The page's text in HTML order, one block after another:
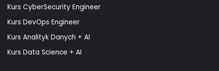
Kurs CyberSecurity Engineer
Kurs DevOps Engineer
Kurs Analityk Danych + AI
Kurs Data Science + AI